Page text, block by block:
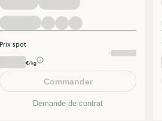
Prix spot
€/kg
Commander
Demande de contrat